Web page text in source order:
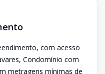
com acesso
Condomínio com
metragens mínimas de